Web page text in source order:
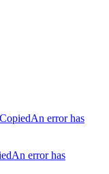
CopiedAn error has
An error has